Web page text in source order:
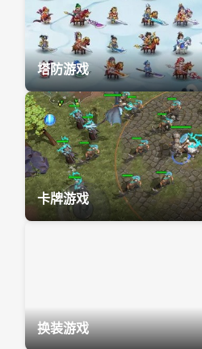
塔防游戏
卡牌游戏
换装游戏